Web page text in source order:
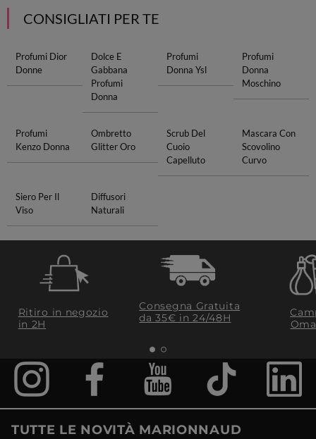
CONSIGLIATI PER TE
Profumi Dior
Donne
Dolce E
Gabbana
Profumi
Donna
Profumi
Donna Ysl
Profumi
Donna
Moschino
Profumi
Kenzo Donna
Ombretto
Glitter Oro
Scrub Del
Cuoio
Capelluto
Mascara Con
Scovolino
Curvo
Siero Per Il
Viso
Diffusori
Naturali
Ritiro in negozio
in 2H
Consegna Gratuita
da 35€​ in 24/48H
TUTTE LE NOVITÀ MARIONNAUD